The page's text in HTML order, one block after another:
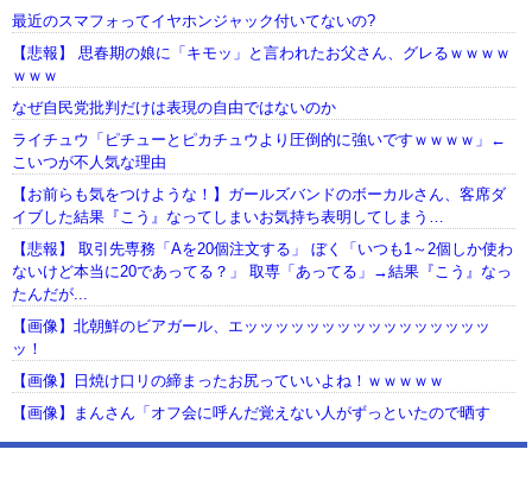
最近のスマフォってイヤホンジャック付いてないの?
【悲報】 思春期の娘に「キモッ」と言われたお父さん、グレるｗｗｗｗ
ｗｗｗ
なぜ自民党批判だけは表現の自由ではないのか
ライチュウ「ピチューとピカチュウより圧倒的に強いですｗｗｗｗ」←
こいつが不人気な理由
【お前らも気をつけような！】ガールズバンドのボーカルさん、客席ダ
イブした結果『こう』なってしまいお気持ち表明してしまう…
【悲報】 取引先専務「Aを20個注文する」 ぼく「いつも1～2個しか使わ
ないけど本当に20であってる？」 取専「あってる」→結果『こう』なっ
たんだが...
【画像】北朝鮮のビアガール、エッッッッッッッッッッッッッッッッ
ッ！
【画像】日焼け口リの締まったお尻っていいよね！ｗｗｗｗｗ
【画像】まんさん「オフ会に呼んだ覚えない人がずっといたので晒す